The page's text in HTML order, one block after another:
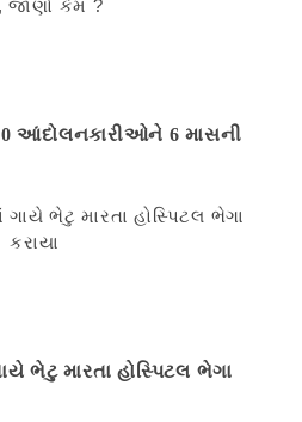
આંદોલનકારીઓને 6 માસની
ભેટુ મારતા હોસ્પિટલ ભેગા